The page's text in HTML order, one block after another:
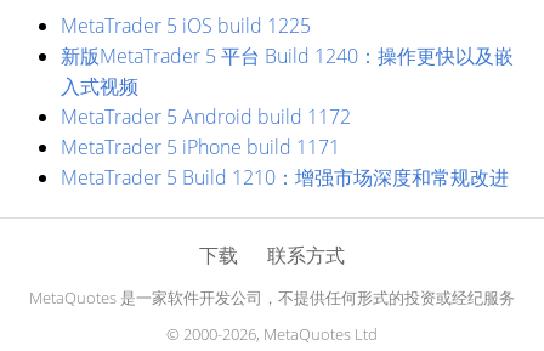
MetaTrader 5 iOS build 1225
新版MetaTrader 5 平台 Build 1240：操作更快以及嵌
入式视频
MetaTrader 5 Android build 1172
MetaTrader 5 iPhone build 1171
MetaTrader 5 Build 1210：增强市场深度和常规改进
下载 联系方式
MetaQuotes 是一家软件开发公司，不提供任何形式的投资或经纪服务
© 2000-2026, MetaQuotes Ltd